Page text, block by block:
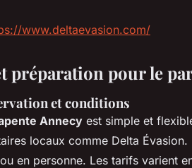
www.deltaevasion.com/
préparation pour le
et conditions
Annecy est simple et
locaux comme Delta
en personne. Les tarifs varient